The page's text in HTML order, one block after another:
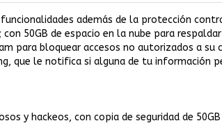
además de la protección
50GB de espacio en la nube para
para bloquear accesos no autorizados a su
que le notifica si alguna de tu información
y hackeos, con copia de seguridad de